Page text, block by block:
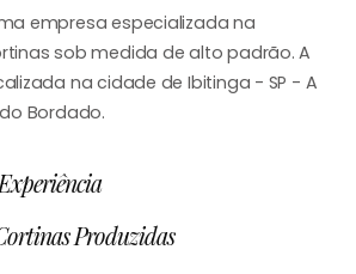
empresa especializada na
sob medida de alto padrão. A
na cidade de Ibitinga - SP - A
Bordado.
Produzidas